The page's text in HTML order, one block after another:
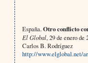
España.Otro conflicto
El Global, 29 de enero de
Carlos B. Rodríguez
http://www.elglobal.net/